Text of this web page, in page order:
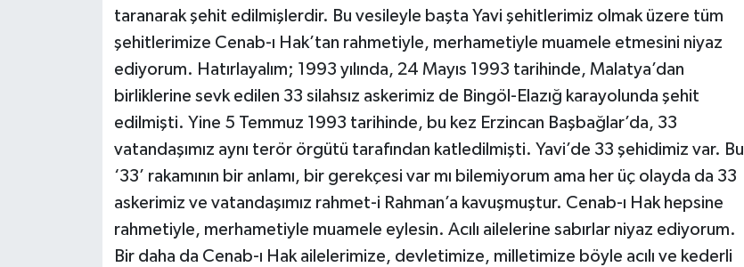
taranarak şehit edilmişlerdir. Bu vesileyle başta Yavi şehitlerimiz olmak üzere tüm
şehitlerimize Cenab-ı Hak’tan rahmetiyle, merhametiyle muamele etmesini niyaz
ediyorum. Hatırlayalım; 1993 yılında, 24 Mayıs 1993 tarihinde, Malatya’dan
birliklerine sevk edilen 33 silahsız askerimiz de Bingöl-Elazığ karayolunda şehit
edilmişti. Yine 5 Temmuz 1993 tarihinde, bu kez Erzincan Başbağlar’da, 33
vatandaşımız aynı terör örgütü tarafından katledilmişti. Yavi’de 33 şehidimiz var. Bu
‘33’ rakamının bir anlamı, bir gerekçesi var mı bilemiyorum ama her üç olayda da 33
askerimiz ve vatandaşımız rahmet-i Rahman’a kavuşmuştur. Cenab-ı Hak hepsine
rahmetiyle, merhametiyle muamele eylesin. Acılı ailelerine sabırlar niyaz ediyorum.
Bir daha da Cenab-ı Hak ailelerimize, devletimize, milletimize böyle acılı ve kederli